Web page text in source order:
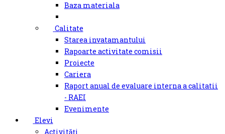
Baza materiala
Calitate
Starea invatamantului
Rapoarte activitate comisii
Proiecte
Cariera
Raport anual de evaluare interna a calitatii
- RAEI
Evenimente
Elevi
Activități